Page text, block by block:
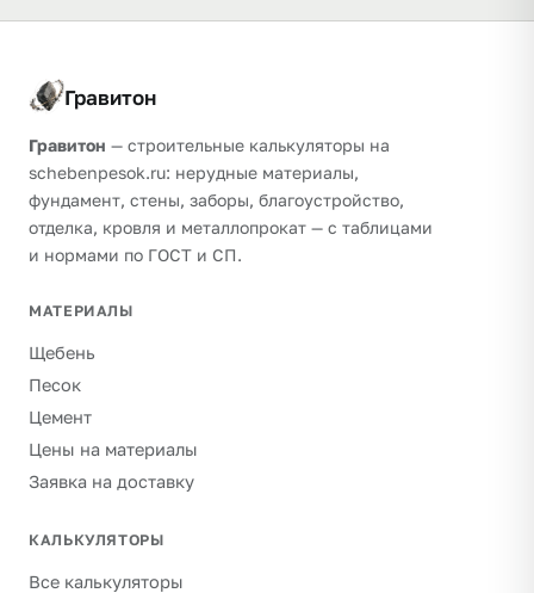
Гравитон
Гравитон — строительные калькуляторы на
schebenpesok.ru: нерудные материалы,
фундамент, стены, заборы, благоустройство,
отделка, кровля и металлопрокат — с таблицами
и нормами по ГОСТ и СП.
МАТЕРИАЛЫ
Щебень
Песок
Цемент
Цены на материалы
Заявка на доставку
КАЛЬКУЛЯТОРЫ
Все калькуляторы